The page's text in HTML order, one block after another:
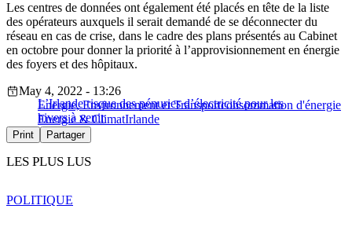
Les centres de données ont également été placés en tête de la liste
des opérateurs auxquels il serait demandé de se déconnecter du
réseau en cas de crise, dans le cadre des plans présentés au Cabinet
en octobre pour donner la priorité à l’approvisionnement en énergie
des foyers et des hôpitaux.
L’Irlande risque des pénuries d’électricité pour les
hivers à venir
May 4, 2022 - 13:26
Energie, Environnement et Transportconsommation d'énergie
Energie & ClimatIrlande
Print Partager
LES PLUS LUS
POLITIQUE